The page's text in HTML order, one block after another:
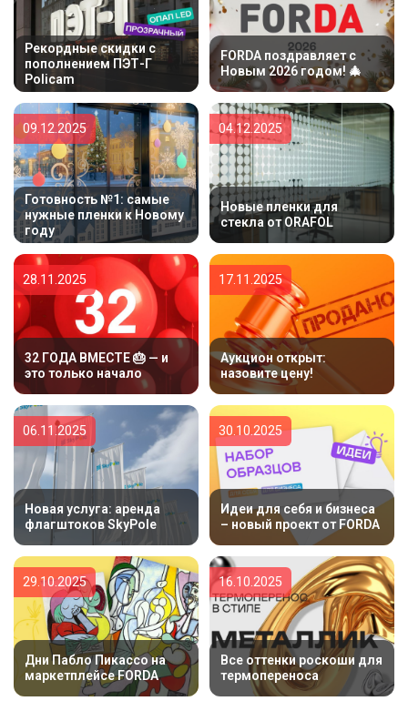
Рекордные скидки с
пополнением ПЭТ-Г
Policam
FORDA поздравляет с
Новым 2026 годом! 🎄
Готовность №1: самые
нужные пленки к Новому
году
09.12.2025
Новые пленки для
стекла от ORAFOL
04.12.2025
32 ГОДА ВМЕСТЕ 🎂 — и
это только начало
28.11.2025
Аукцион открыт:
назовите цену!
17.11.2025
Новая услуга: аренда
флагштоков SkyPole
06.11.2025
Идеи для себя и бизнеса
– новый проект от FORDA
30.10.2025
Дни Пабло Пикассо на
маркетплейсе FORDA
29.10.2025
Все оттенки роскоши для
термопереноса
16.10.2025